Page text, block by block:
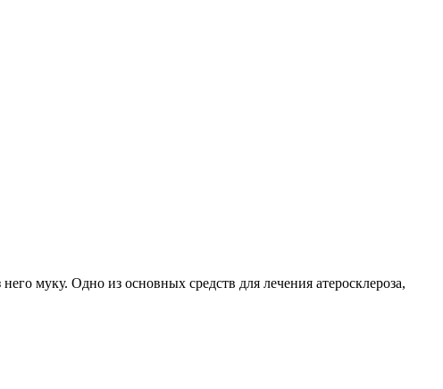
муку. Одно из основных средств для лечения атеросклероза,